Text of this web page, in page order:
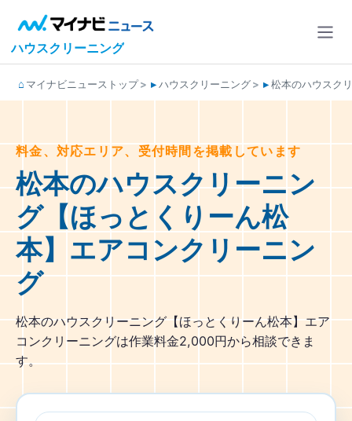
ハウスクリーニング
マイナビニューストップ ハウスクリーニング 松本のハウスク
料金、対応エリア、受付時間を掲載しています
松本のハウスクリーニン
グ【ほっとくりーん松
本】エアコンクリーニン
グ
松本のハウスクリーニング【ほっとくりーん松本】エア
コンクリーニングは作業料金2,000円から相談できま
す。